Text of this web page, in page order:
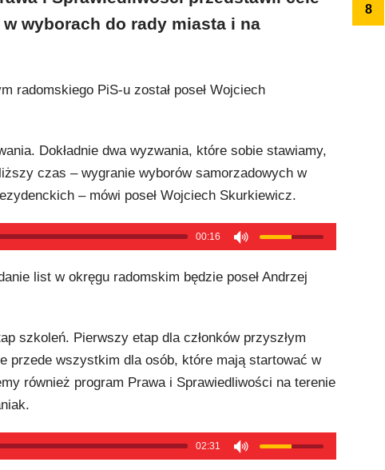
wyborach do rady miasta i na
radomskiego PiS-u został poseł Wojciech
Dokładnie dwa wyzwania, które sobie stawiamy,
czas – wygranie wyborów samorzadowych w
– mówi poseł Wojciech Skurkiewicz.
00:16
list w okręgu radomskim będzie poseł Andrzej
szkoleń. Pierwszy etap dla członków przyszłym
przede wszystkim dla osób, które mają startować w
również program Prawa i Sprawiedliwości na terenie
02:31
8